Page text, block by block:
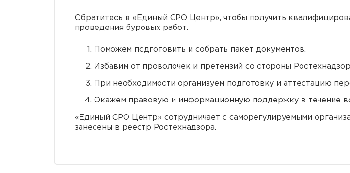
Обратитесь в «Единый СРО Центр», чтобы получить
проведения буровых работ.
Поможем подготовить и собрать пакет документов.
Избавим от проволочек и претензий со стороны
При необходимости организуем подготовку и аттестацию
Окажем правовую и информационную поддержку в течение
«Единый СРО Центр» сотрудничает с саморегулируемыми
занесены в реестр Ростехнадзора.